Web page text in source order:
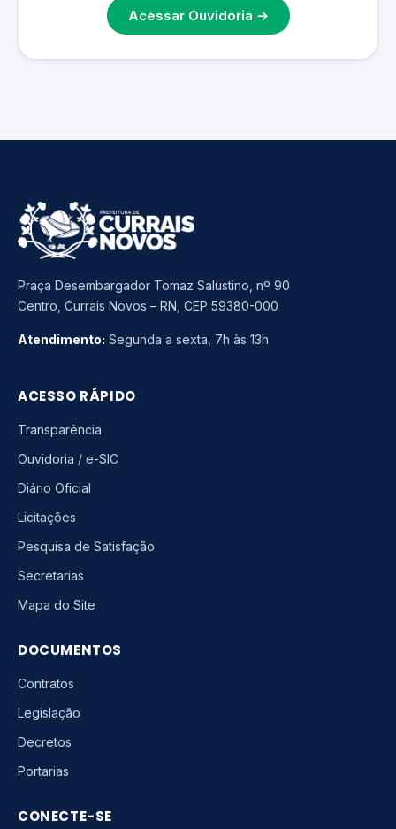
Acessar Ouvidoria →
Praça Desembargador Tomaz Salustino, nº 90
Centro, Currais Novos – RN, CEP 59380-000
Atendimento: Segunda a sexta, 7h às 13h
ACESSO RÁPIDO
Transparência
Ouvidoria / e-SIC
Diário Oficial
Licitações
Pesquisa de Satisfação
Secretarias
Mapa do Site
DOCUMENTOS
Contratos
Legislação
Decretos
Portarias
CONECTE-SE